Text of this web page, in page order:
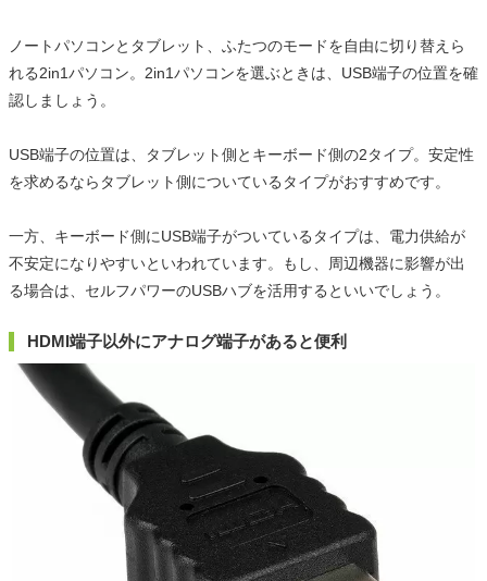
ノートパソコンとタブレット、ふたつのモードを自由に切り替えら
れる2in1パソコン。2in1パソコンを選ぶときは、USB端子の位置を確
認しましょう。
USB端子の位置は、タブレット側とキーボード側の2タイプ。安定性
を求めるならタブレット側についているタイプがおすすめです。
一方、キーボード側にUSB端子がついているタイプは、電力供給が
不安定になりやすいといわれています。もし、周辺機器に影響が出
る場合は、セルフパワーのUSBハブを活用するといいでしょう。
HDMI端子以外にアナログ端子があると便利